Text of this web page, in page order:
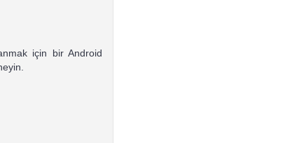
için bir Android